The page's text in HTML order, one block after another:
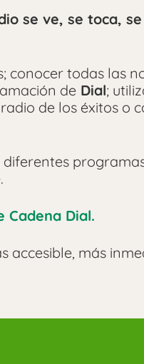
se ve, se toca,
conocer todas las
de Dial;
de los éxitos o
Cadena Dial.
accesible, más